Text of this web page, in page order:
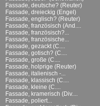
Fassade, deutsche? (Reuter)
Fassade, dreieckig (Engel)
Fassade, englisch? (Reuter)
Fassade, französisch (And....
Fassade, französisch?...
Fassade, französische...
Fassade, gezackt (C....
Fassade, gotisch? (C....
Fassade, große (C....
Fassade, holprige (Reuter)
Fassade, italienisch -...
Fassade, klassisch (C....
Fassade, kleine (C....
Fassade, kramerisch (Div....
Fassade, poliert...